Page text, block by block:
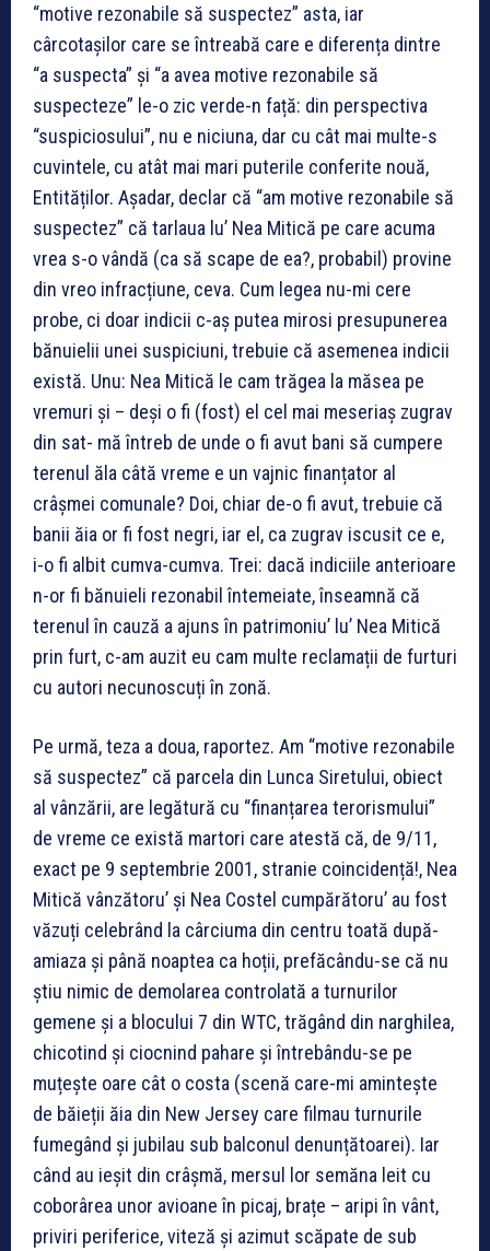
“motive rezonabile să suspectez” asta, iar
cârcotașilor care se întreabă care e diferența dintre
“a suspecta” și “a avea motive rezonabile să
suspecteze” le-o zic verde-n față: din perspectiva
“suspiciosului”, nu e niciuna, dar cu cât mai multe-s
cuvintele, cu atât mai mari puterile conferite nouă,
Entităților. Așadar, declar că “am motive rezonabile să
suspectez” că tarlaua lu’ Nea Mitică pe care acuma
vrea s-o vândă (ca să scape de ea?, probabil) provine
din vreo infracțiune, ceva. Cum legea nu-mi cere
probe, ci doar indicii c-aș putea mirosi presupunerea
bănuielii unei suspiciuni, trebuie că asemenea indicii
există. Unu: Nea Mitică le cam trăgea la măsea pe
vremuri și – deși o fi (fost) el cel mai meseriaș zugrav
din sat- mă întreb de unde o fi avut bani să cumpere
terenul ăla câtă vreme e un vajnic finanțator al
crâșmei comunale? Doi, chiar de-o fi avut, trebuie că
banii ăia or fi fost negri, iar el, ca zugrav iscusit ce e,
i-o fi albit cumva-cumva. Trei: dacă indiciile anterioare
n-or fi bănuieli rezonabil întemeiate, înseamnă că
terenul în cauză a ajuns în patrimoniu’ lu’ Nea Mitică
prin furt, c-am auzit eu cam multe reclamații de furturi
cu autori necunoscuți în zonă.
Pe urmă, teza a doua, raportez. Am “motive rezonabile
să suspectez” că parcela din Lunca Siretului, obiect
al vânzării, are legătură cu “finanțarea terorismului”
de vreme ce există martori care atestă că, de 9/11,
exact pe 9 septembrie 2001, stranie coincidență!, Nea
Mitică vânzătoru’ și Nea Costel cumpărătoru’ au fost
văzuți celebrând la cârciuma din centru toată după-
amiaza și până noaptea ca hoții, prefăcându-se că nu
știu nimic de demolarea controlată a turnurilor
gemene și a blocului 7 din WTC, trăgând din narghilea,
chicotind și ciocnind pahare și întrebându-se pe
muțește oare cât o costa (scenă care-mi amintește
de băieții ăia din New Jersey care filmau turnurile
fumegând și jubilau sub balconul denunțătoarei). Iar
când au ieșit din crâșmă, mersul lor semăna leit cu
coborârea unor avioane în picaj, brațe – aripi în vânt,
priviri periferice, viteză și azimut scăpate de sub